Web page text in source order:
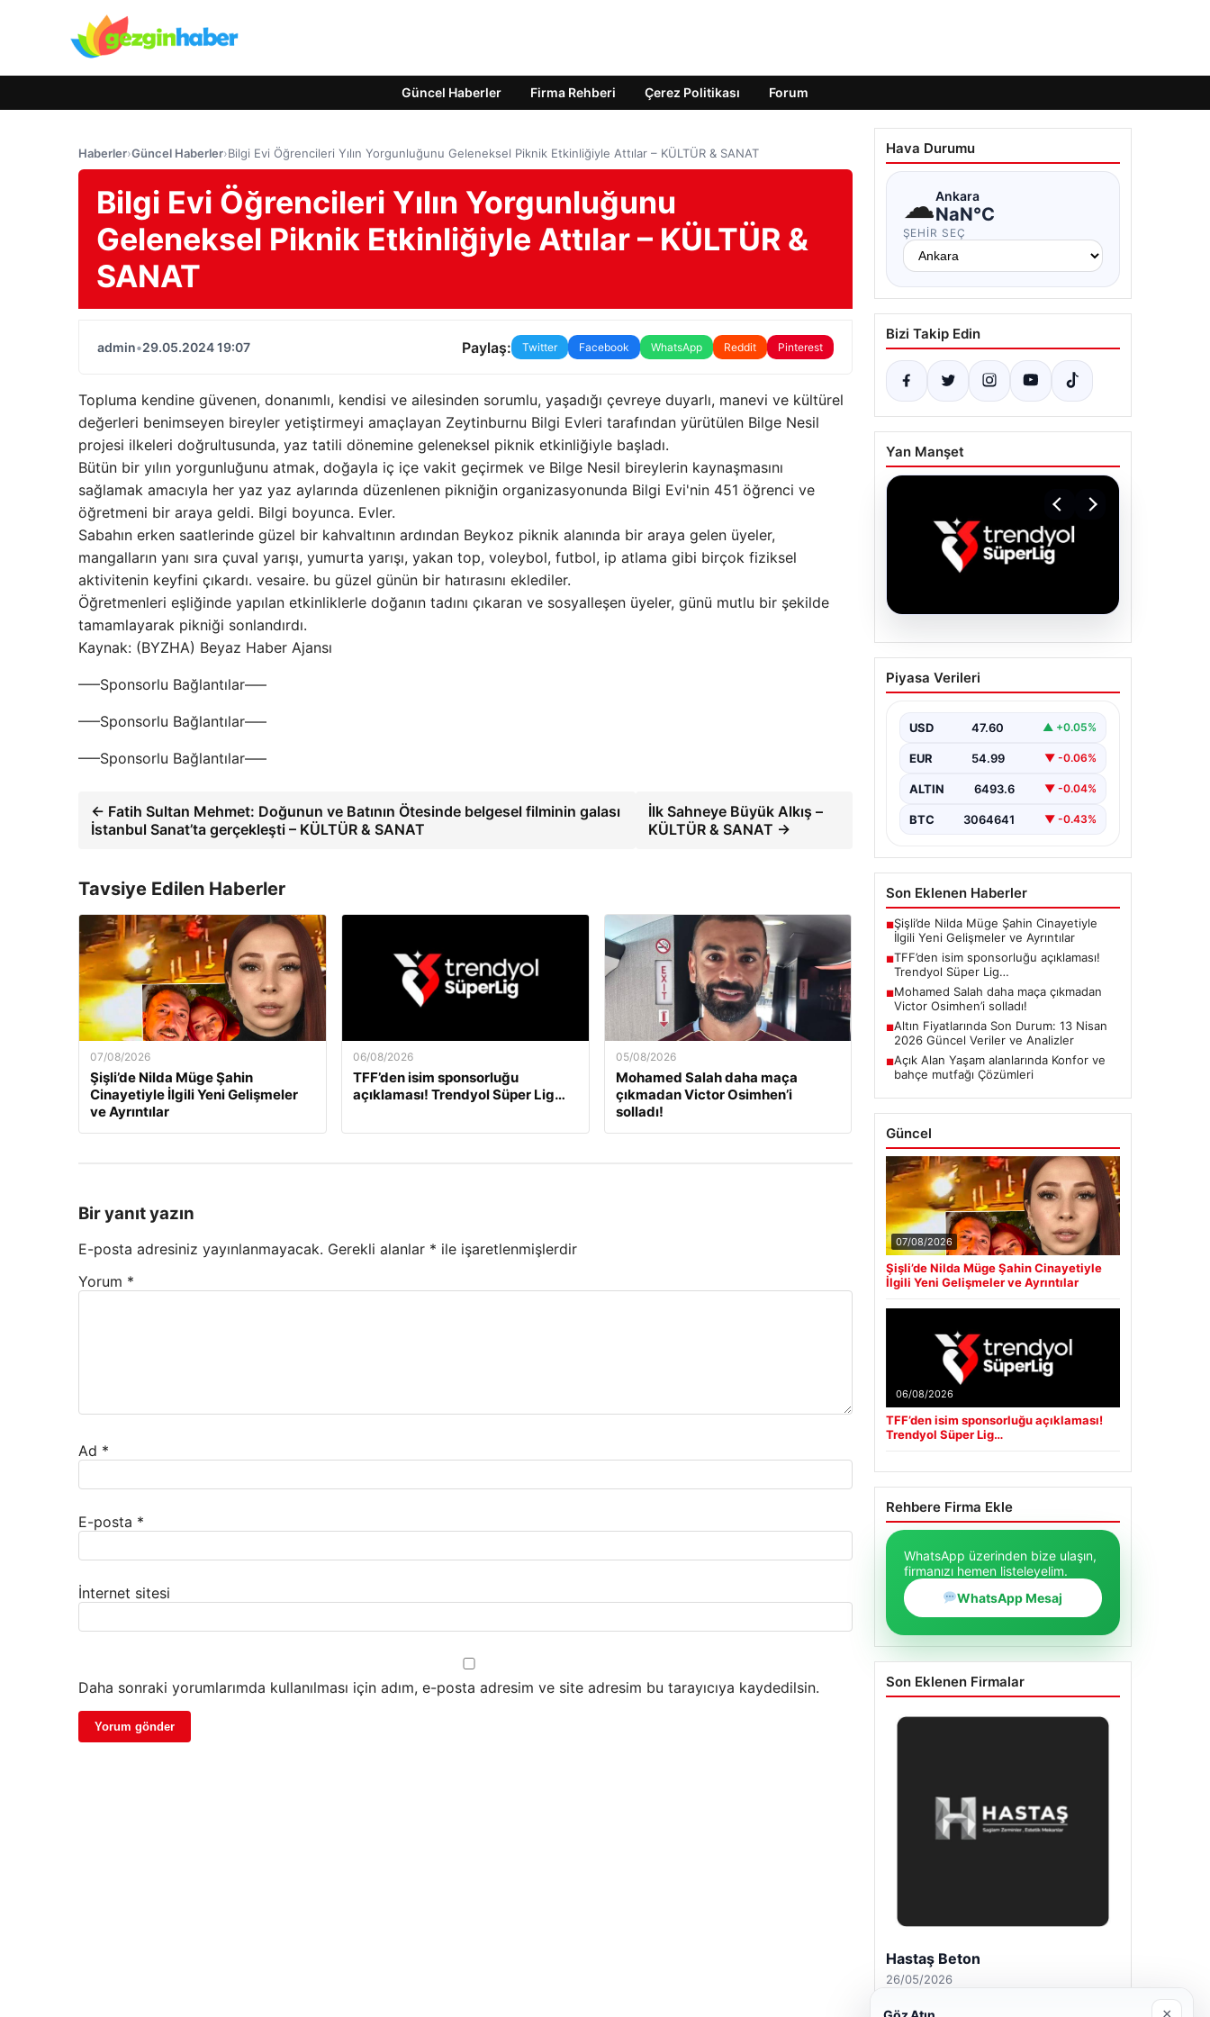
Güncel Haberler Firma Rehberi Çerez Politikası Forum
Haberler›Güncel Haberler›Bilgi Evi Öğrencileri Yılın Yorgunluğunu Geleneksel Piknik Etkinliğiyle Attılar – KÜLTÜR & SANAT
Bilgi Evi Öğrencileri Yılın Yorgunluğunu
Geleneksel Piknik Etkinliğiyle Attılar – KÜLTÜR &
SANAT
admin•29.05.2024 19:07 Paylaş: Twitter Facebook WhatsApp Reddit Pinterest
Topluma kendine güvenen, donanımlı, kendisi ve ailesinden sorumlu, yaşadığı çevreye duyarlı, manevi ve kültürel
değerleri benimseyen bireyler yetiştirmeyi amaçlayan Zeytinburnu Bilgi Evleri tarafından yürütülen Bilge Nesil
projesi ilkeleri doğrultusunda, yaz tatili dönemine geleneksel piknik etkinliğiyle başladı.
Bütün bir yılın yorgunluğunu atmak, doğayla iç içe vakit geçirmek ve Bilge Nesil bireylerin kaynaşmasını
sağlamak amacıyla her yaz yaz aylarında düzenlenen pikniğin organizasyonunda Bilgi Evi'nin 451 öğrenci ve
öğretmeni bir araya geldi. Bilgi boyunca. Evler.
Sabahın erken saatlerinde güzel bir kahvaltının ardından Beykoz piknik alanında bir araya gelen üyeler,
mangalların yanı sıra çuval yarışı, yumurta yarışı, yakan top, voleybol, futbol, ​​ip atlama gibi birçok fiziksel
aktivitenin keyfini çıkardı. vesaire. bu güzel günün bir hatırasını eklediler.
Öğretmenleri eşliğinde yapılan etkinliklerle doğanın tadını çıkaran ve sosyalleşen üyeler, günü mutlu bir şekilde
tamamlayarak pikniği sonlandırdı.
Kaynak: (BYZHA) Beyaz Haber Ajansı
—–Sponsorlu Bağlantılar—–
—–Sponsorlu Bağlantılar—–
—–Sponsorlu Bağlantılar—–
← Fatih Sultan Mehmet: Doğunun ve Batının Ötesinde belgesel filminin galası
İstanbul Sanat’ta gerçekleşti – KÜLTÜR & SANAT
İlk Sahneye Büyük Alkış –
KÜLTÜR & SANAT →
Tavsiye Edilen Haberler
07/08/2026
Şişli’de Nilda Müge Şahin
Cinayetiyle İlgili Yeni Gelişmeler
ve Ayrıntılar
06/08/2026
TFF’den isim sponsorluğu
açıklaması! Trendyol Süper Lig…
05/08/2026
Mohamed Salah daha maça
çıkmadan Victor Osimhen’i
solladı!
Bir yanıt yazın
E-posta adresiniz yayınlanmayacak. Gerekli alanlar * ile işaretlenmişlerdir
Yorum *
Ad *
E-posta *
İnternet sitesi
Daha sonraki yorumlarımda kullanılması için adım, e-posta adresim ve site adresim bu tarayıcıya kaydedilsin.
Hava Durumu
☁Ankara
NaN°C
ŞEHIR SEÇ
Bizi Takip Edin
Yan Manşet
TFF’den isim
sponsorluğu açıklaması!
Piyasa Verileri
USD 47.60 ▲ +0.05%
EUR 54.99 ▼ -0.06%
ALTIN 6493.6 ▼ -0.04%
BTC 3064641 ▼ -0.43%
Son Eklenen Haberler
■Şişli’de Nilda Müge Şahin Cinayetiyle
İlgili Yeni Gelişmeler ve Ayrıntılar
■TFF’den isim sponsorluğu açıklaması!
Trendyol Süper Lig…
■Mohamed Salah daha maça çıkmadan
Victor Osimhen’i solladı!
■Altın Fiyatlarında Son Durum: 13 Nisan
2026 Güncel Veriler ve Analizler
■Açık Alan Yaşam alanlarında Konfor ve
bahçe mutfağı Çözümleri
Güncel
07/08/2026
Şişli’de Nilda Müge Şahin Cinayetiyle
İlgili Yeni Gelişmeler ve Ayrıntılar
06/08/2026
TFF’den isim sponsorluğu açıklaması!
Trendyol Süper Lig…
Rehbere Firma Ekle
WhatsApp üzerinden bize ulaşın,
firmanızı hemen listeleyelim.
WhatsApp Mesaj
Son Eklenen Firmalar
Hastaş Beton
26/05/2026